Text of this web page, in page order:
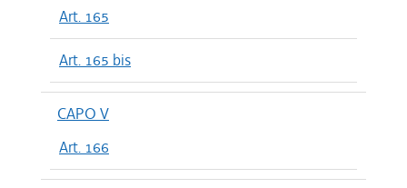
Art. 165
Art. 165 bis
CAPO V
Art. 166